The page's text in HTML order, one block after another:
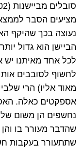
סובלים מביישנות
מציעים הסבר
נעוצה בכך שהיקף
הביישן הוא גדול
לכל אחד מאיתנו
לחשוף לסובבים
מאוד אליו) הרי
אספקטים כאלה.
נחשפים הן משום
שהדבר מעורר בו
שתתעורר בעקבות